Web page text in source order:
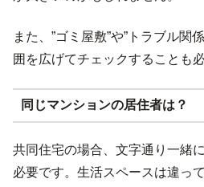
また、”ゴミ屋敷”や”トラブル関
囲を広げてチェックすることも必
同じマンションの居住者は？
共同住宅の場合、文字通り一緒
必要です。生活スペースは違っ